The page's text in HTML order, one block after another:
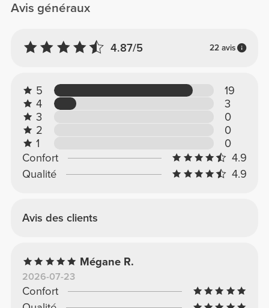
Avis généraux
4.87/5 22 avis
5
19
4
3
3
0
2
0
1
0
Confort
4.9
Qualité
4.9
Avis des clients
Mégane R.
2026-07-23
Confort